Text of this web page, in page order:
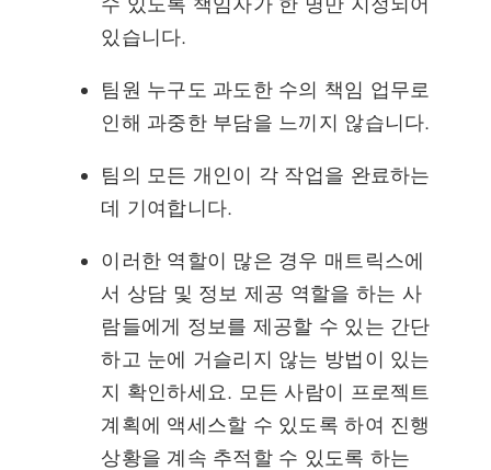
있습니다.
팀원 누구도 과도한 수의 책임 업무로
인해 과중한 부담을 느끼지 않습니다.
팀의 모든 개인이 각 작업을 완료하는
데 기여합니다.
이러한 역할이 많은 경우 매트릭스에
서 상담 및 정보 제공 역할을 하는 사
람들에게 정보를 제공할 수 있는 간단
하고 눈에 거슬리지 않는 방법이 있는
지 확인하세요. 모든 사람이 프로젝트
계획에 액세스할 수 있도록 하여 진행
상황을 계속 추적할 수 있도록 하는